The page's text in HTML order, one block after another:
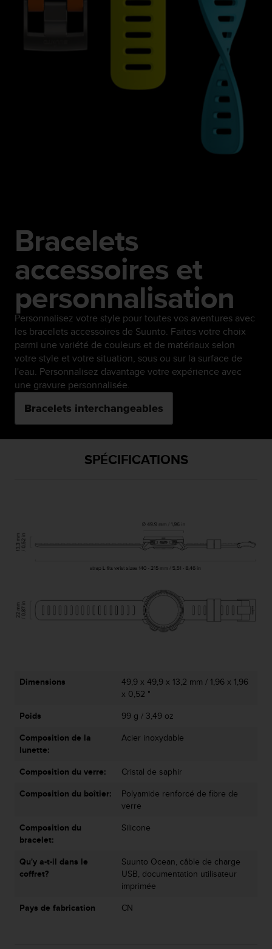
Bracelets
accessoires et
personnalisation
Personnalisez votre style pour toutes vos aventures avec
les bracelets accessoires de Suunto. Faites votre choix
parmi une variété de couleurs et de matériaux selon
votre style et votre situation, sous ou sur la surface de
l'eau. Personnalisez davantage votre expérience avec
une gravure personnalisée.
Bracelets interchangeables
SPÉCIFICATIONS
Dimensions
49,9 x 49,9 x 13,2 mm / 1,96 x 1,96
x 0,52 "
Poids
99 g / 3,49 oz
Composition de la
lunette:
Acier inoxydable
Composition du verre:
Cristal de saphir
Composition du boîtier:
Polyamide renforcé de fibre de
verre
Composition du
bracelet:
Silicone
Qu'y a-t-il dans le
coffret?
Suunto Ocean, câble de charge
USB, documentation utilisateur
imprimée
Pays de fabrication
CN